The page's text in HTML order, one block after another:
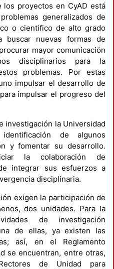
proyectos en CyAD está
generalizados de
o científico de alto grado
buscar nuevas formas de
mayor comunicación
disciplinarios para la
problemas. Por estas
impulsar el desarrollo de
impulsar el progreso del
investigación la Universidad
de algunos
y fomentar su desarrollo.
la colaboración de
integrar sus esfuerzos a
disciplinaria.
exigen la participación de
dos unidades. Para la
de investigación
de ellas, ya existen las
así, en el Reglamento
se encuentran, entre otras,
de Unidad para